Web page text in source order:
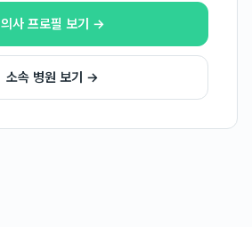
의사 프로필 보기 →
소속 병원 보기 →